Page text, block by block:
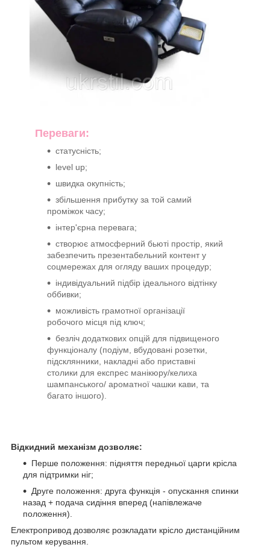
Переваги:
статусність;
level up;
швидка окупність;
збільшення прибутку за той самий
проміжок часу;
інтер'єрна перевага;
створює атмосферний бьюті простір, який
забезпечить презентабельний контент у
соцмережах для огляду ваших процедур;
індивідуальний підбір ідеального відтінку
оббивки;
можливість грамотної організації
робочого місця під ключ;
безліч додаткових опцій для підвищеного
функціоналу (подіум, вбудовані розетки,
підсклянники, накладні або приставні
столики для експрес манікюру/келиха
шампанського/ ароматної чашки кави, та
багато іншого).
Відкидний механізм дозволяє:
Перше положення: підняття передньої царги крісла
для підтримки ніг;
Друге положення: друга функція - опускання спинки
назад + подача сидіння вперед (напівлежаче
положення).
Електропривод дозволяє розкладати крісло дистанційним
пультом керування.